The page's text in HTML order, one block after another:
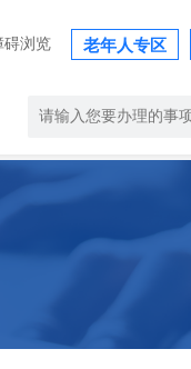
碍浏览 老年人专区